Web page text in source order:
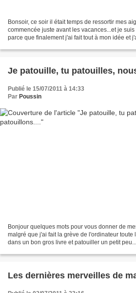
Bonsoir, ce soir il était temps de ressortir mes
commencée juste avant les vacances...et je
parce que finalement j'ai fait tout à mon idée et
Je patouille, tu patouilles,
Publié le 15/07/2011 à 14:33
Par Poussin
Bonjour quelques mots pour vous donner de
malgré que j'ai fait la grève de l'ordinateur
dans un bon gros livre et patouiller un petit
Les dernières merveilles de